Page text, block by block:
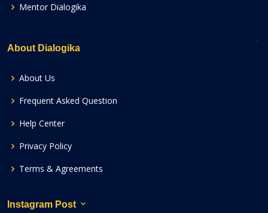
Mentor Dialogika
About Dialogika
About Us
Frequent Asked Question
Help Center
Privacy Policy
Terms & Agreements
Instagram Post